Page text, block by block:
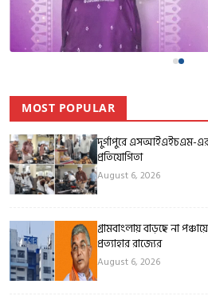
MOST POPULAR
দুর্গাপুরে এসআইএইচএম-এর
প্রতিযোগিতা
August 6, 2026
গ্রামবাংলায় বাড়ছে না
প্রত্যাহার রাজ্যের
August 6, 2026